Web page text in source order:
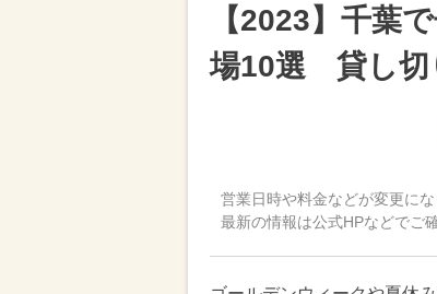
【2023】千葉
場10選 貸し切
営業日時や料金などが変更に
最新の情報は公式HPなどでご